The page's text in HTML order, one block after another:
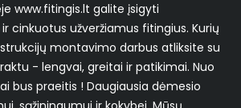
www.fitingis.lt galite įsigyti
cinkuotus užveržiamus fitingius. Kurių
montavimo darbus atliksite su
- lengvai, greitai ir patikimai. Nuo
bus praeitis ! Daugiausia dėmesio